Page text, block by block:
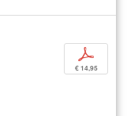
p
€ 14,95